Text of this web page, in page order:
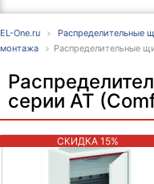
EL-One.ru Распределительные
монтажа
Распределительные
серии AT
СКИДКА 15%